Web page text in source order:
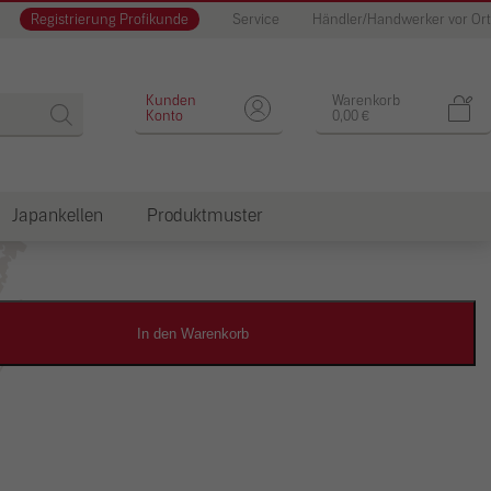
Registrierung Profikunde Service Händler/Handwerker vor Ort
Warenkorb
0,00 €
Kunden
Konto
Japankellen Produktmuster
Designputz
In den Warenkorb